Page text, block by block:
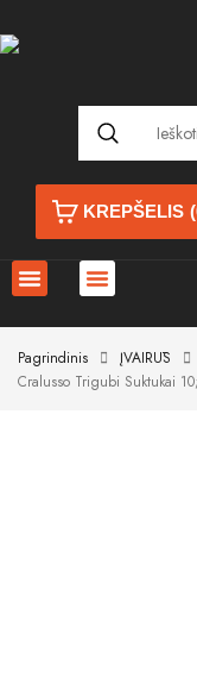
KREPŠELIS
Pagrindinis ĮVAIRŪS
Cralusso Trigubi Suktukai